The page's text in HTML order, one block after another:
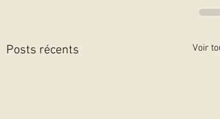
Posts récents Voir tout